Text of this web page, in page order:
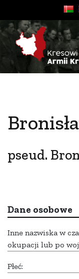
pseud.
Dane osobowe
Inne nazwiska w
okupacji lub po
Płeć: